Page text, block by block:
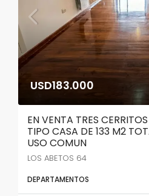
USD183.000
EN VENTA TRES
TIPO CASA DE 133 M2
USO COMUN
LOS ABETOS 64
DEPARTAMENTOS